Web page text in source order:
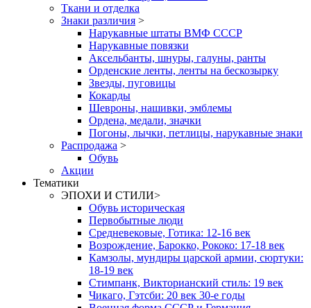
Ткани и отделка
Знаки различия >
Нарукавные штаты ВМФ СССР
Нарукавные повязки
Аксельбанты, шнуры, галуны, ранты
Орденские ленты, ленты на бескозырку
Звезды, пуговицы
Кокарды
Шевроны, нашивки, эмблемы
Ордена, медали, значки
Погоны, лычки, петлицы, нарукавные знаки
Распродажа >
Обувь
Акции
Тематики
ЭПОХИ И СТИЛИ>
Обувь историческая
Первобытные люди
Средневековые, Готика: 12-16 век
Возрождение, Барокко, Рококо: 17-18 век
Камзолы, мундиры царской армии, сюртуки:
18-19 век
Стимпанк, Викторианский стиль: 19 век
Чикаго, Гэтсби: 20 век 30-е годы